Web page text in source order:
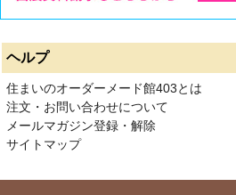
ヘルプ
住まいのオーダーメード館403とは
注文・お問い合わせについて
メールマガジン登録・解除
サイトマップ